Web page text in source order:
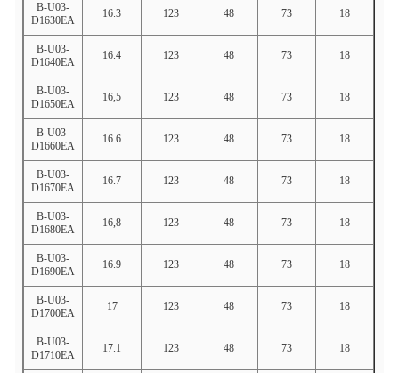
B-U03-
D1630EA
16.3 123 48 73 18
B-U03-
D1640EA
16.4 123 48 73 18
B-U03-
D1650EA
16,5 123 48 73 18
B-U03-
D1660EA
16.6 123 48 73 18
B-U03-
D1670EA
16.7 123 48 73 18
B-U03-
D1680EA
16,8 123 48 73 18
B-U03-
D1690EA
16.9 123 48 73 18
B-U03-
D1700EA
17 123 48 73 18
B-U03-
D1710EA
17.1 123 48 73 18